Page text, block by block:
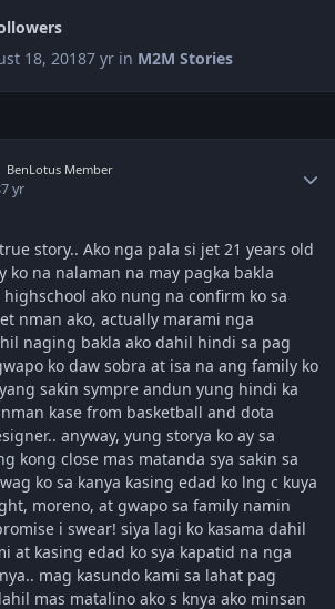
18, 20187 yr in M2M Stories
BenLotus Member
7 yr
story.. Ako nga pala si jet 21 years old
ko na nalaman na may pagka bakla
ako nung na confirm ko sa
nman ako, actually marami nga
naging bakla ako dahil hindi sa pag
ko daw sobra at isa na ang family ko
sakin sympre andun yung hindi ka
kase from basketball and dota
anyway, yung storya ko ay sa
kong close mas matanda sya sakin sa
ko sa kanya kasing edad ko lng c kuya
moreno, at gwapo sa family namin
i swear! siya lagi ko kasama dahil
at kasing edad ko sya kapatid na nga
mag kasundo kami sa lahat pag
mas matalino ako s knya ako minsan